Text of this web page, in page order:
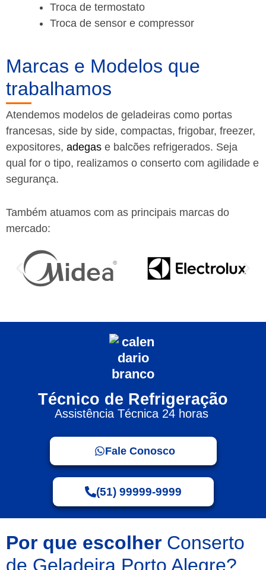
Troca de termostato
Troca de sensor e compressor
Marcas e Modelos que
trabalhamos
Atendemos modelos de geladeiras como portas
francesas, side by side, compactas, frigobar, freezer,
expositores, adegas e balcões refrigerados. Seja
qual for o tipo, realizamos o conserto com agilidade e
segurança.
Também atuamos com as principais marcas do
mercado:
Técnico de Refrigeração
Assistência Técnica 24 horas
Fale Conosco
(51) 99999-9999
Por que escolher Conserto
de Geladeira Porto Alegre?